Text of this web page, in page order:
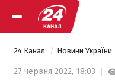
24 Канал Новини України
27 червня 2022, 18:03